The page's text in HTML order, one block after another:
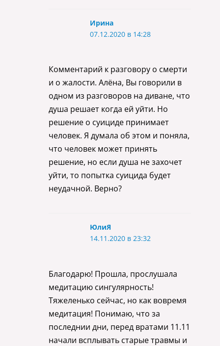
Ирина
07.12.2020 в 14:28
Комментарий к разговору о смерти
и о жалости. Алёна, Вы говорили в
одном из разговоров на диване, что
душа решает когда ей уйти. Но
решение о суициде принимает
человек. Я думала об этом и поняла,
что человек может принять
решение, но если душа не захочет
уйти, то попытка суицида будет
неудачной. Верно?
ЮлиЯ
14.11.2020 в 23:32
Благодарю! Прошла, прослушала
медитацию сингулярность!
Тяжеленько сейчас, но как вовремя
медитация! Понимаю, что за
последнии дни, перед вратами 11.11
начали всплывать старые травмы и